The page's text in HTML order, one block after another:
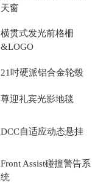
天窗
横贯式发光前格柵
&LOGO
21吋硬派铝合金轮毂
尊迎礼宾光影地毯
DCC自适应动态悬挂
Front Assist碰撞警告系
统